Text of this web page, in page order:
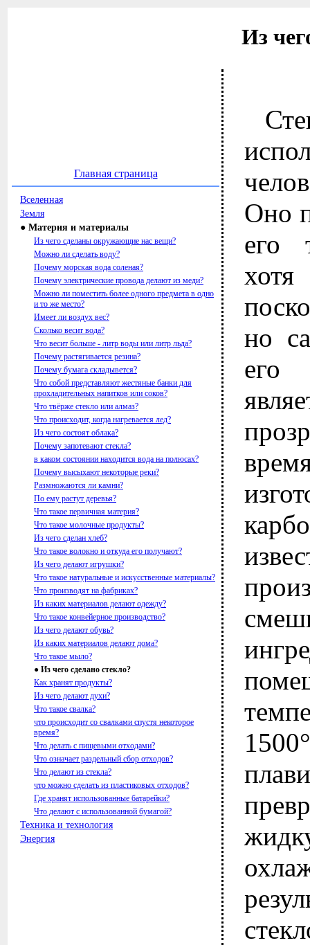
Из
Главная страница
Вселенная
Земля
● Материя и материалы
Из чего сделаны окружающие нас вещи?
Можно ли сделать воду?
Почему морская вода соленая?
Почему электрические провода делают из меди?
Можно ли поместить более одного предмета в одно
и то же место?
Имеет ли воздух вес?
Сколько весит вода?
Что весит больше - литр воды или литр льда?
Почему растягивается резина?
Почему бумага складывется?
Что собой представляют жестяные банки для
прохладительных напитков или соков?
Что твёрже стекло или алмаз?
Что происходит, когда нагревается лед?
Из чего состоят облака?
Почему запотевают стекла?
в каком состоянии находится вода на полюсах?
Почему высыхают некоторые реки?
Размножаются ли камни?
По ему растут деревья?
Что такое первичная материя?
Что такое молочные продукты?
Из чего сделан хлеб?
Что такое волокно и откуда его получают?
Из чего делают игрушки?
Что такое натуральные и искусственные материалы?
Что производят на фабриках?
Из каких материалов делают одежду?
Что такое конвейерное производство?
Из чего делают обувь?
Из каких материалов делают дома?
Что такое мыло?
● Из чего сделано стекло?
Как хранят продукты?
Из чего делают духи?
Что такое свалка?
что происходит со свалками спустя некоторое
время?
Что делать с пищевыми отходами?
Что означает раздельный сбор отходов?
Что делают из стекла?
что можно сделать из пластиковых отходов?
Где хранят использованные батарейки?
Что делают с использованной бумагой?
Техника и технология
Энергия
Оно
его
но